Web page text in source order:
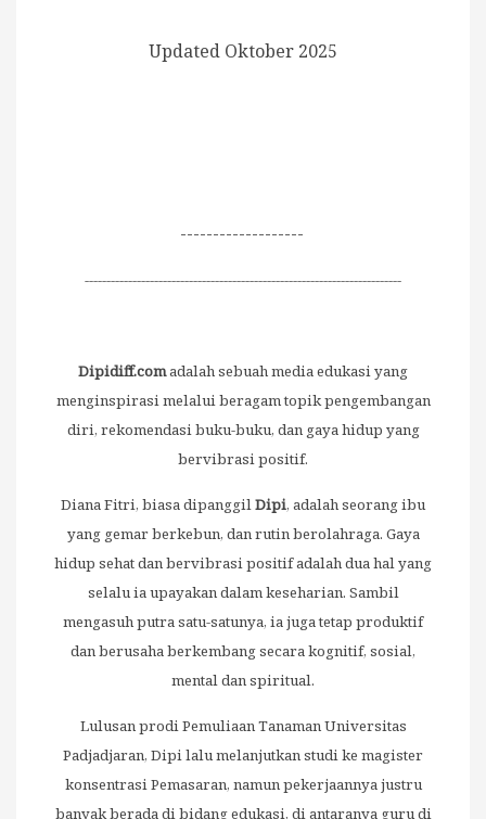
Updated Oktober 2025
-------------------
-------------------------------------------------------------------------
Dipidiff.comadalah sebuah media edukasi yang
menginspirasi melalui beragam topik pengembangan
diri, rekomendasi buku-buku, dan gaya hidup yang
bervibrasi positif.
Diana Fitri, biasa dipanggilDipi, adalah seorang ibu
yang gemar berkebun, dan rutin berolahraga. Gaya
hidup sehat dan bervibrasi positif adalah dua hal yang
selalu ia upayakan dalam keseharian. Sambil
mengasuh putra satu-satunya, ia juga tetap produktif
dan berusaha berkembang secara kognitif, sosial,
mental dan spiritual.
Lulusan prodi Pemuliaan Tanaman Universitas
Padjadjaran, Dipi lalu melanjutkan studi ke magister
konsentrasi Pemasaran, namun pekerjaannya justru
banyak berada di bidang edukasi, di antaranya guru di